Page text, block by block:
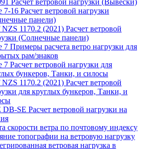
Расчет ветровой нагрузки (Вывески)
7-16 Расчет ветровой нагрузки
панели)
1170.2 (2021) Расчет ветровой
(Солнечные панели)
7 Примеры расчета ветро нагрузки для
рам/знаков
7 Расчет ветровой нагрузки для
бункеров, Танки, и силосы
1170.2 (2021) Расчет ветровой
для круглых бункеров, Танки, и
DB-SE Расчет ветровой нагрузки на
скорости ветра по почтовому индексу
топографии на ветровую нагрузку
ветровая нагрузка в